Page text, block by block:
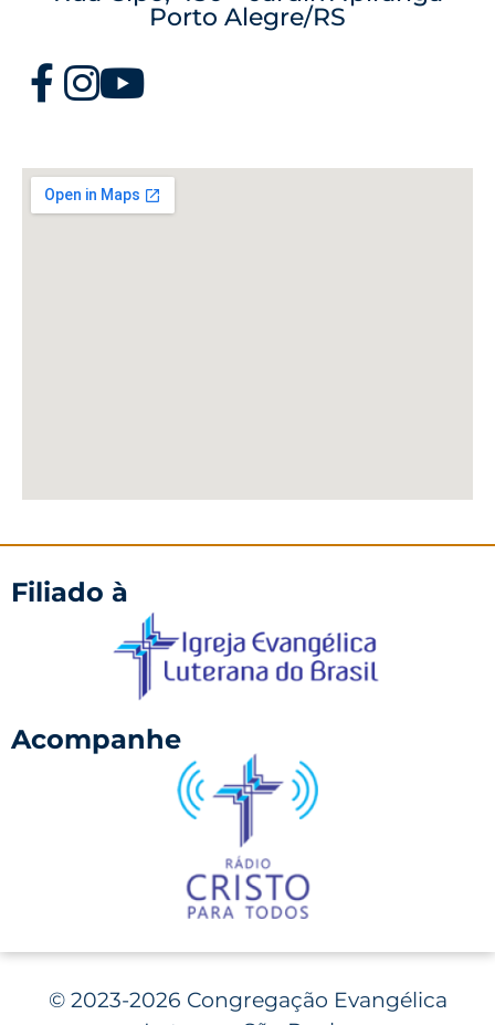
Porto Alegre/RS
Filiado à
Acompanhe
©2023-2026 Congregação Evangélica